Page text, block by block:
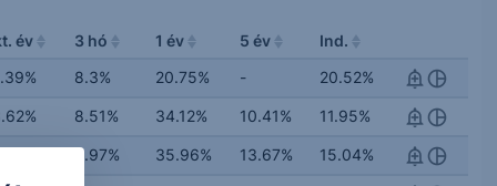
év 3 hó 1 év 5 év
Ind.
8.3% 20.75% - 20.52%
8.51% 34.12% 10.41% 11.95%
8.97% 35.96% 13.67% 15.04%